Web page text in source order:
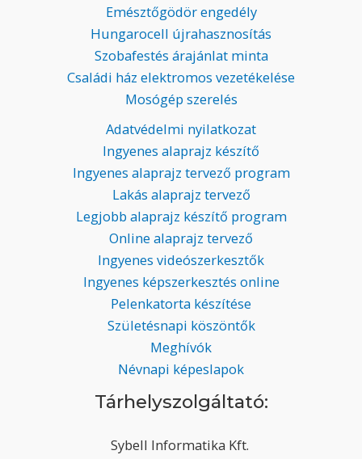
Emésztőgödör engedély
Hungarocell újrahasznosítás
Szobafestés árajánlat minta
Családi ház elektromos vezetékelése
Mosógép szerelés
Adatvédelmi nyilatkozat
Ingyenes alaprajz készítő
Ingyenes alaprajz tervező program
Lakás alaprajz tervező
Legjobb alaprajz készítő program
Online alaprajz tervező
Ingyenes videószerkesztők
Ingyenes képszerkesztés online
Pelenkatorta készítése
Születésnapi köszöntők
Meghívók
Névnapi képeslapok
Tárhelyszolgáltató:
Sybell Informatika Kft.